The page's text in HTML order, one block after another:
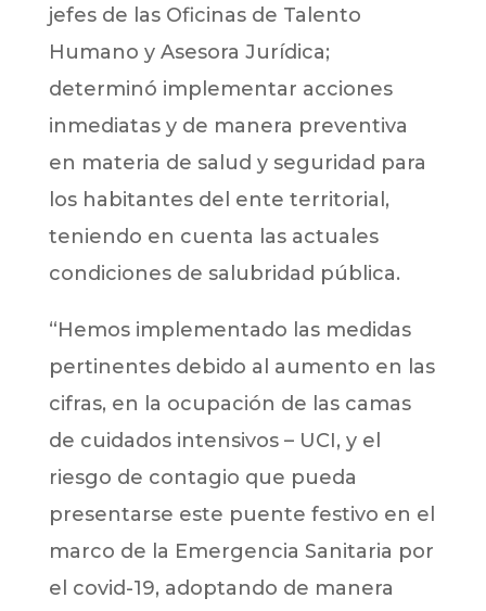
jefes de las Oficinas de Talento
Humano y Asesora Jurídica;
determinó implementar acciones
inmediatas y de manera preventiva
en materia de salud y seguridad para
los habitantes del ente territorial,
teniendo en cuenta las actuales
condiciones de salubridad pública.
“Hemos implementado las medidas
pertinentes debido al aumento en las
cifras, en la ocupación de las camas
de cuidados intensivos – UCI, y el
riesgo de contagio que pueda
presentarse este puente festivo en el
marco de la Emergencia Sanitaria por
el covid-19, adoptando de manera